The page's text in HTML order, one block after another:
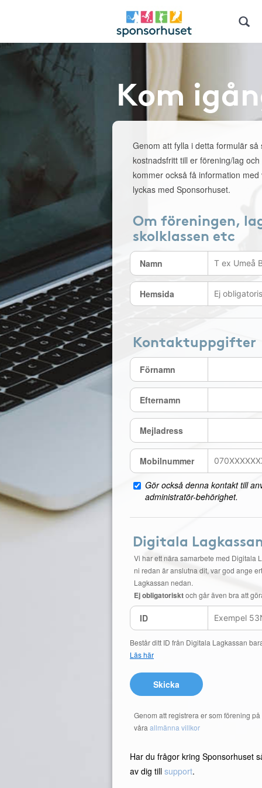
Kom
Genom att fylla i detta formulär så
kostnadsfritt till er förening/lag
kommer också få information
lyckas med Sponsorhuset.
Om föreningen,
skolklassen etc
Namn
Hemsida
Kontaktuppgifter
Förnamn
Efternamn
Mejladress
Mobilnummer
Gör också denna kontakt till
administratör-behörighet.
Digitala
Vi har ett nära samarbete med Digitala
ni redan är anslutna dit, var god ange
Lagkassan nedan.
Ej obligatorisktoch går även bra att
ID
Består ditt ID från Digitala Lagkassan
Läs här
Skicka
Genom att registrera er som förening
våra allmänna villkor
Har du frågor kring Sponsorhuset
av dig till support.